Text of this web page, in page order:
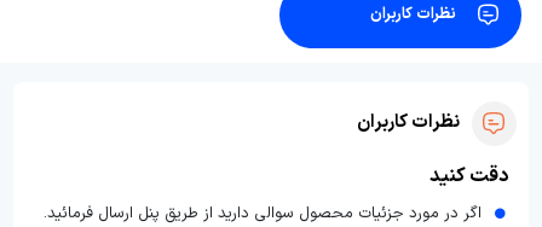
نظرات کاربران
نظرات کاربران
دقت کنید
اگر در مورد جزئیات محصول سوالی دارید از طریق پنل ارسال فرمائید.